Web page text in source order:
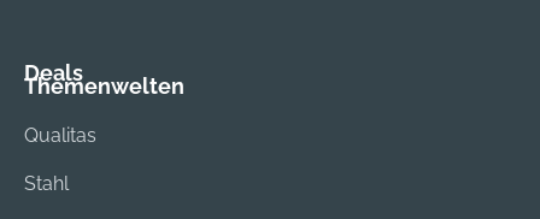
Deals
Themenwelten
Qualitas
Stahl